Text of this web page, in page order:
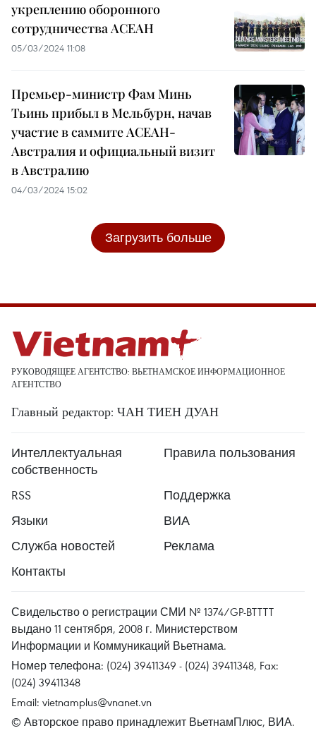
укреплению оборонного
сотрудничества АСЕАН
05/03/2024 11:08
Премьер-министр Фам Минь
Тьинь прибыл в Мельбурн, начав
участие в саммите АСЕАН-
Австралия и официальный визит
в Австралию
04/03/2024 15:02
Загрузить больше
РУКОВОДЯЩЕЕ АГЕНТСТВО: ВЬЕТНАМСКОЕ ИНФОРМАЦИОННОЕ
АГЕНТСТВО
Главный редактор: ЧАН ТИЕН ДУАН
Интеллектуальная
собственность
Правила пользования
RSS
Поддержка
Языки
ВИА
Служба новостей
Реклама
Контакты
Свидельство о регистрации СМИ № 1374/GP-BTTTT
выдано 11 сентября, 2008 г. Министерством
Информации и Коммуникаций Вьетнама.
Номер телефона: (024) 39411349 - (024) 39411348, Fax:
(024) 39411348
Email: vietnamplus@vnanet.vn
© Авторское право принадлежит ВьетнамПлюс, ВИА.